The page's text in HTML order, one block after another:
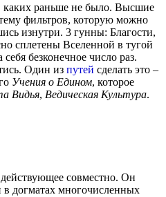
каких раньше не было. Высшие
фильтров, которую можно
изнутри. 3 гунны: Благости,
сплетены Вселенной в тугой
безконечное число раз.
Один из путей сделать это –
Учения о Едином, которое
Видья, Ведическая Культура.
совместно. Он
догматах многочисленных